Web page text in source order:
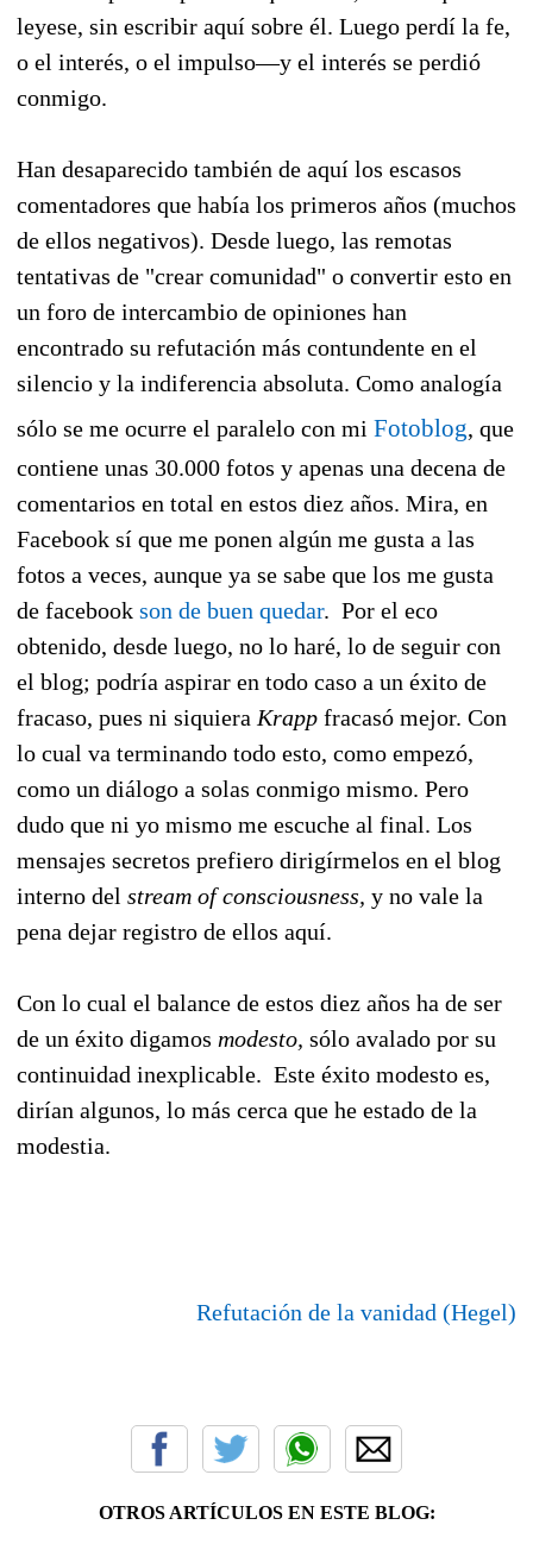
leyese, sin escribir aquí sobre él. Luego perdí la fe,
o el interés, o el impulso—y el interés se perdió
conmigo.
Han desaparecido también de aquí los escasos
comentadores que había los primeros años (muchos
de ellos negativos). Desde luego, las remotas
tentativas de "crear comunidad" o convertir esto en
un foro de intercambio de opiniones han
encontrado su refutación más contundente en el
silencio y la indiferencia absoluta. Como analogía
sólo se me ocurre el paralelo con mi Fotoblog, que
contiene unas 30.000 fotos y apenas una decena de
comentarios en total en estos diez años. Mira, en
Facebook sí que me ponen algún me gusta a las
fotos a veces, aunque ya se sabe que los me gusta
de facebook son de buen quedar. Por el eco
obtenido, desde luego, no lo haré, lo de seguir con
el blog; podría aspirar en todo caso a un éxito de
fracaso, pues ni siquiera Krapp fracasó mejor. Con
lo cual va terminando todo esto, como empezó,
como un diálogo a solas conmigo mismo. Pero
dudo que ni yo mismo me escuche al final. Los
mensajes secretos prefiero dirigírmelos en el blog
interno del stream of consciousness, y no vale la
pena dejar registro de ellos aquí.
Con lo cual el balance de estos diez años ha de ser
de un éxito digamos modesto, sólo avalado por su
continuidad inexplicable. Este éxito modesto es,
dirían algunos, lo más cerca que he estado de la
modestia.
Refutación de la vanidad (Hegel)
OTROS ARTÍCULOS EN ESTE BLOG: